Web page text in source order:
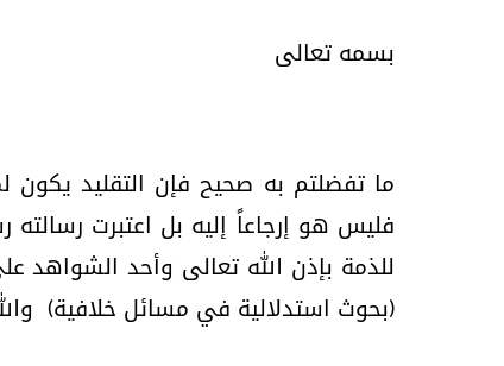
بسمه تعالى
ما تفضلتم به صحيح فإن التقليد يكون
فليس هو إرجاعاً إليه بل اعتبرت رسالته
للذمة بإذن الله تعالى وأحد الشواهد
(بحوث استدلالية في مسائل خلافية)